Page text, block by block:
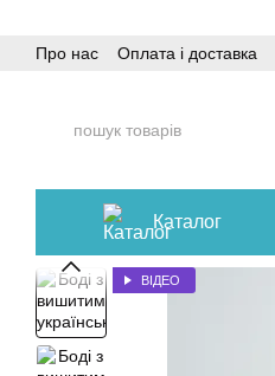
Про нас
Оплата і доставка
Каталог
ВІДЕО